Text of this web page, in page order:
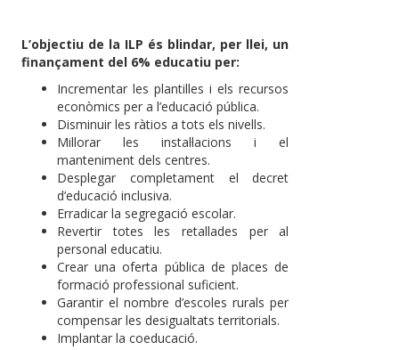
L’objectiu de la ILP és blindar, per llei, un
finançament del 6% educatiu per:
Incrementar les plantilles i els recursos
econòmics per a l’educació pública.
Disminuir les ràtios a tots els nivells.
Millorar les instal·lacions i el
manteniment dels centres.
Desplegar completament el decret
d’educació inclusiva.
Erradicar la segregació escolar.
Revertir totes les retallades per al
personal educatiu.
Crear una oferta pública de places de
formació professional suficient.
Garantir el nombre d’escoles rurals per
compensar les desigualtats territorials.
Implantar la coeducació.